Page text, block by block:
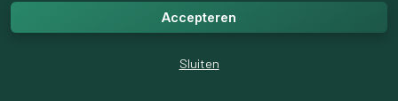
Accepteren
Sluiten